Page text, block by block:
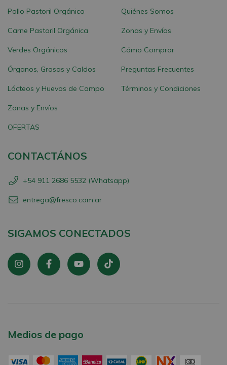
Pollo Pastoril Orgánico
Carne Pastoril Orgánica
Verdes Orgánicos
Órganos, Grasas y Caldos
Lácteos y Huevos de Campo
Zonas y Envíos
OFERTAS
Quiénes Somos
Zonas y Envíos
Cómo Comprar
Preguntas Frecuentes
Términos y Condiciones
CONTACTÁNOS
+54 911 2686 5532 (Whatsapp)
entrega@fresco.com.ar
SIGAMOS CONECTADOS
Medios de pago